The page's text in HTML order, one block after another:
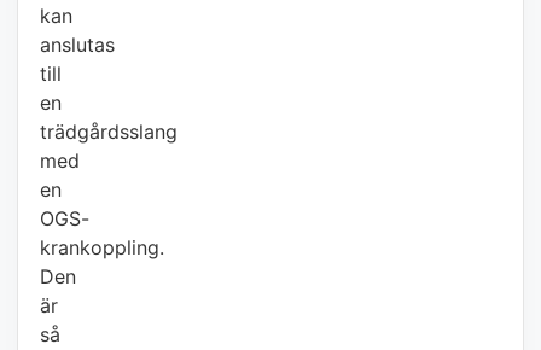
kan
anslutas
till
en
trädgårdsslang
med
en
OGS-
krankoppling.
Den
är
så